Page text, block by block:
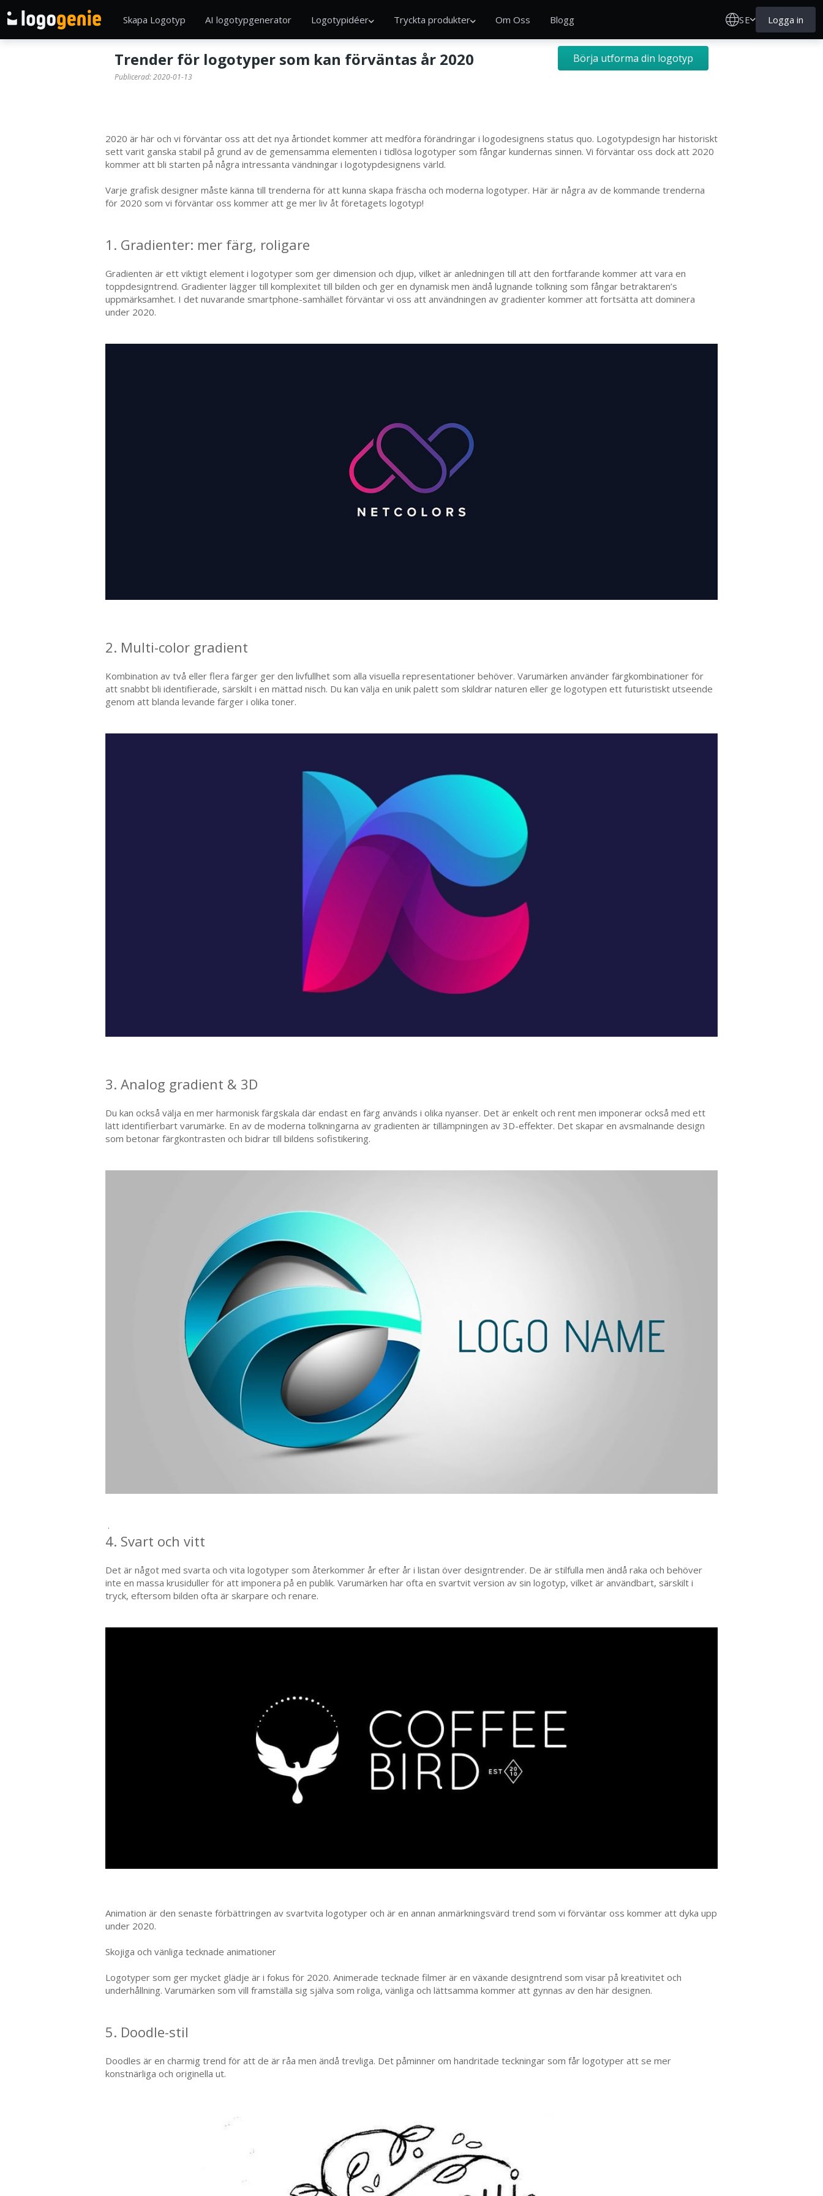
Skapa Logotyp AI logotypgenerator Logotypidéer Tryckta produkter Om Oss Blogg SE Logga in
Börja utforma din logotyp
Trender för logotyper som kan förväntas år 2020
Publicerad:2020-01-13
2020 är här och vi förväntar oss att det nya årtiondet kommer att medföra förändringar i logodesignens status quo. Logotypdesign har historiskt
sett varit ganska stabil på grund av de gemensamma elementen i tidlösa logotyper som fångar kundernas sinnen. Vi förväntar oss dock att 2020
kommer att bli starten på några intressanta vändningar i logotypdesignens värld.
Varje grafisk designer måste känna till trenderna för att kunna skapa fräscha och moderna logotyper. Här är några av de kommande trenderna
för 2020 som vi förväntar oss kommer att ge mer liv åt företagets logotyp!
1. Gradienter: mer färg, roligare
Gradienten är ett viktigt element i logotyper som ger dimension och djup, vilket är anledningen till att den fortfarande kommer att vara en
toppdesigntrend. Gradienter lägger till komplexitet till bilden och ger en dynamisk men ändå lugnande tolkning som fångar betraktaren’s
uppmärksamhet. I det nuvarande smartphone-samhället förväntar vi oss att användningen av gradienter kommer att fortsätta att dominera
under 2020.
2. Multi-color gradient
Kombination av två eller flera färger ger den livfullhet som alla visuella representationer behöver. Varumärken använder färgkombinationer för
att snabbt bli identifierade, särskilt i en mättad nisch. Du kan välja en unik palett som skildrar naturen eller ge logotypen ett futuristiskt utseende
genom att blanda levande färger i olika toner.
3. Analog gradient & 3D
Du kan också välja en mer harmonisk färgskala där endast en färg används i olika nyanser. Det är enkelt och rent men imponerar också med ett
lätt identifierbart varumärke. En av de moderna tolkningarna av gradienten är tillämpningen av 3D-effekter. Det skapar en avsmalnande design
som betonar färgkontrasten och bidrar till bildens sofistikering.
.
4. Svart och vitt
Det är något med svarta och vita logotyper som återkommer år efter år i listan över designtrender. De är stilfulla men ändå raka och behöver
inte en massa krusiduller för att imponera på en publik. Varumärken har ofta en svartvit version av sin logotyp, vilket är användbart, särskilt i
tryck, eftersom bilden ofta är skarpare och renare.
Animation är den senaste förbättringen av svartvita logotyper och är en annan anmärkningsvärd trend som vi förväntar oss kommer att dyka upp
under 2020.
Skojiga och vänliga tecknade animationer
Logotyper som ger mycket glädje är i fokus för 2020. Animerade tecknade filmer är en växande designtrend som visar på kreativitet och
underhållning. Varumärken som vill framställa sig själva som roliga, vänliga och lättsamma kommer att gynnas av den här designen.
5. Doodle-stil
Doodles är en charmig trend för att de är råa men ändå trevliga. Det påminner om handritade teckningar som får logotyper att se mer
konstnärliga och originella ut.